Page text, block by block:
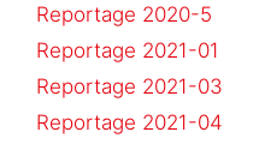
Reportage 2020-5
Reportage 2021-01
Reportage 2021-03
Reportage 2021-04